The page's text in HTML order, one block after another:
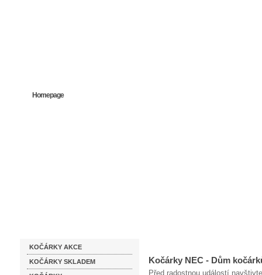
Homepage
KOČÁRKY AKCE
KOČÁRKY SKLADEM Kočárky NEC - Dům
Před radostnou událostí